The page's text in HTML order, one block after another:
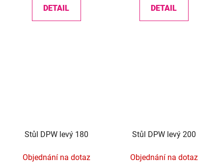
DETAIL DETAIL
Stůl DPW levý 180
Objednání na dotaz
Stůl DPW levý 200
Objednání na dotaz